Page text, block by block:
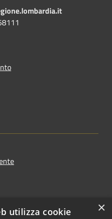
×
utilizza cookie